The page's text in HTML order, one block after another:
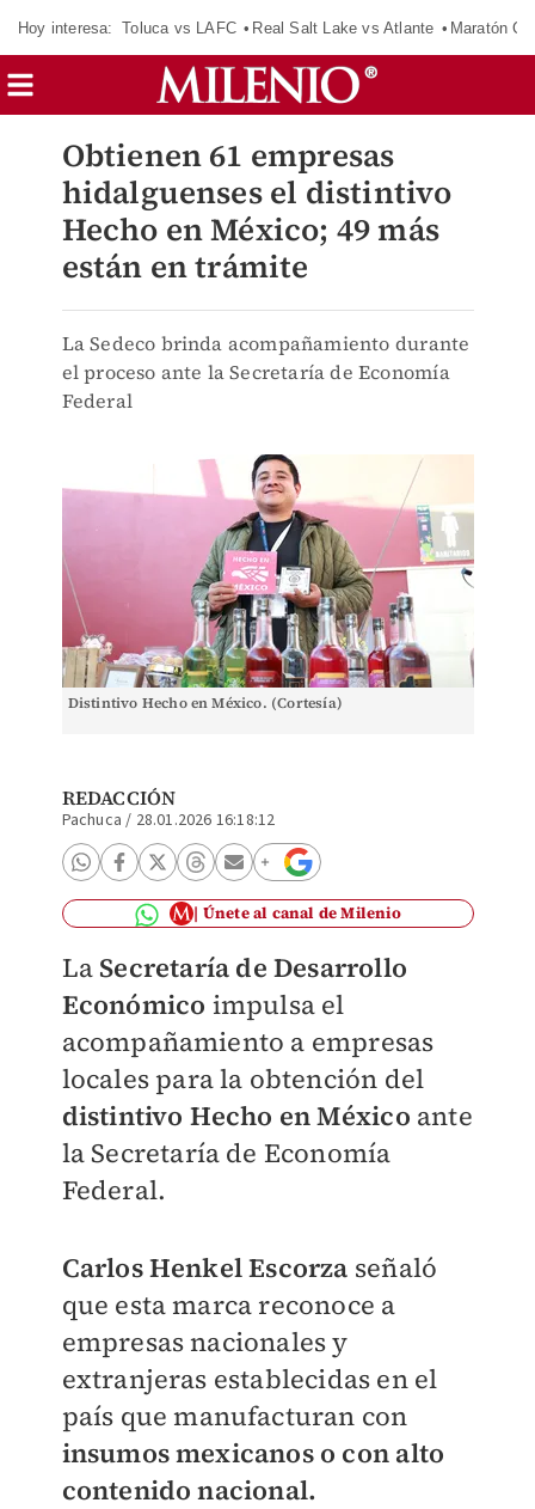
Hoy interesa: Toluca vs LAFC Real Salt Lake vs Atlante Maratón
Obtienen 61 empresas
hidalguenses el distintivo
Hecho en México; 49 más
están en trámite
La Sedeco brinda acompañamiento durante
el proceso ante la Secretaría de Economía
Federal
Distintivo Hecho en México. (Cortesía)
REDACCIÓN
Pachuca / 28.01.2026 16:18:12
Únete al canal de Milenio
La Secretaría de Desarrollo
Económico impulsa el
acompañamiento a empresas
locales para la obtención del
distintivo Hecho en México ante
la Secretaría de Economía
Federal.
Carlos Henkel Escorza señaló
que esta marca reconoce a
empresas nacionales y
extranjeras establecidas en el
país que manufacturan con
insumos mexicanos o con alto
contenido nacional.